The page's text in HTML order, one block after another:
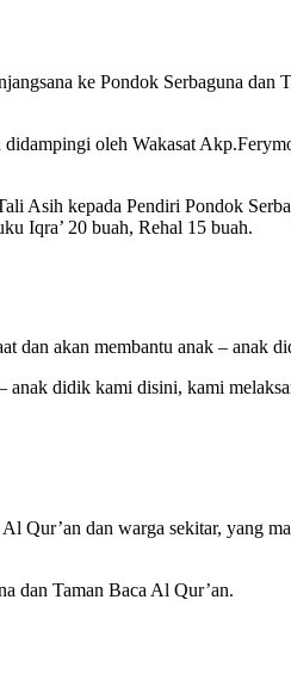
ke Pondok Serbaguna dan
oleh Wakasat
Asih kepada Pendiri Pondok
Iqra’ 20 buah, Rehal 15 buah.
dan akan membantu anak – anak
didik kami disini, kami
dan warga sekitar, yang
dan Taman Baca Al Qur’an.